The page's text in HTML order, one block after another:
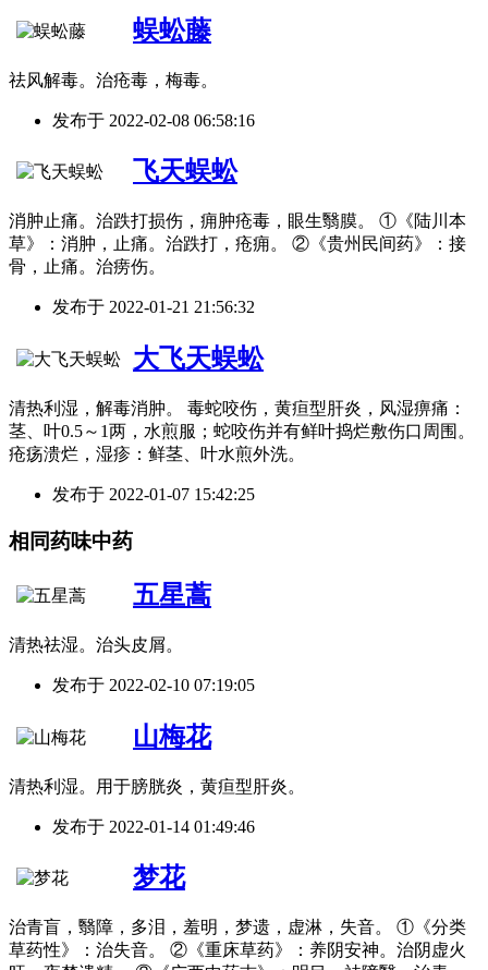
蜈蚣藤
祛风解毒。治疮毒，梅毒。
发布于 2022-02-08 06:58:16
飞天蜈蚣
消肿止痛。治跌打损伤，痈肿疮毒，眼生翳膜。 ①《陆川本
草》：消肿，止痛。治跌打，疮痈。 ②《贵州民间药》：接
骨，止痛。治痨伤。
发布于 2022-01-21 21:56:32
大飞天蜈蚣
清热利湿，解毒消肿。 毒蛇咬伤，黄疸型肝炎，风湿痹痛：
茎、叶0.5～1两，水煎服；蛇咬伤并有鲜叶捣烂敷伤口周围。
疮疡溃烂，湿疹：鲜茎、叶水煎外洗。
发布于 2022-01-07 15:42:25
相同药味中药
五星蒿
清热祛湿。治头皮屑。
发布于 2022-02-10 07:19:05
山梅花
清热利湿。用于膀胱炎，黄疸型肝炎。
发布于 2022-01-14 01:49:46
梦花
治青盲，翳障，多泪，羞明，梦遗，虚淋，失音。 ①《分类
草药性》：治失音。 ②《重床草药》：养阴安神。治阴虚火